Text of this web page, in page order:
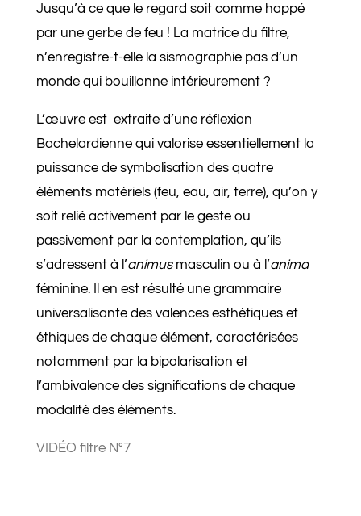
Jusqu’à ce que le regard soit comme happé
par une gerbe de feu ! La matrice du filtre,
n’enregistre-t-elle la sismographie pas d’un
monde qui bouillonne intérieurement ?
L’œuvre est extraite d’une réflexion
Bachelardienne qui valorise essentiellement la
puissance de symbolisation des quatre
éléments matériels (feu, eau, air, terre), qu’on y
soit relié activement par le geste ou
passivement par la contemplation, qu’ils
s’adressent à l’animusmasculin ou à l’anima
féminine. Il en est résulté une grammaire
universalisante des valences esthétiques et
éthiques de chaque élément, caractérisées
notamment par la bipolarisation et
l’ambivalence des significations de chaque
modalité des éléments.
VIDÉO filtre N°7